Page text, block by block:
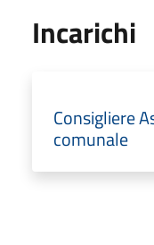
Incarichi
Consigliere
comunale